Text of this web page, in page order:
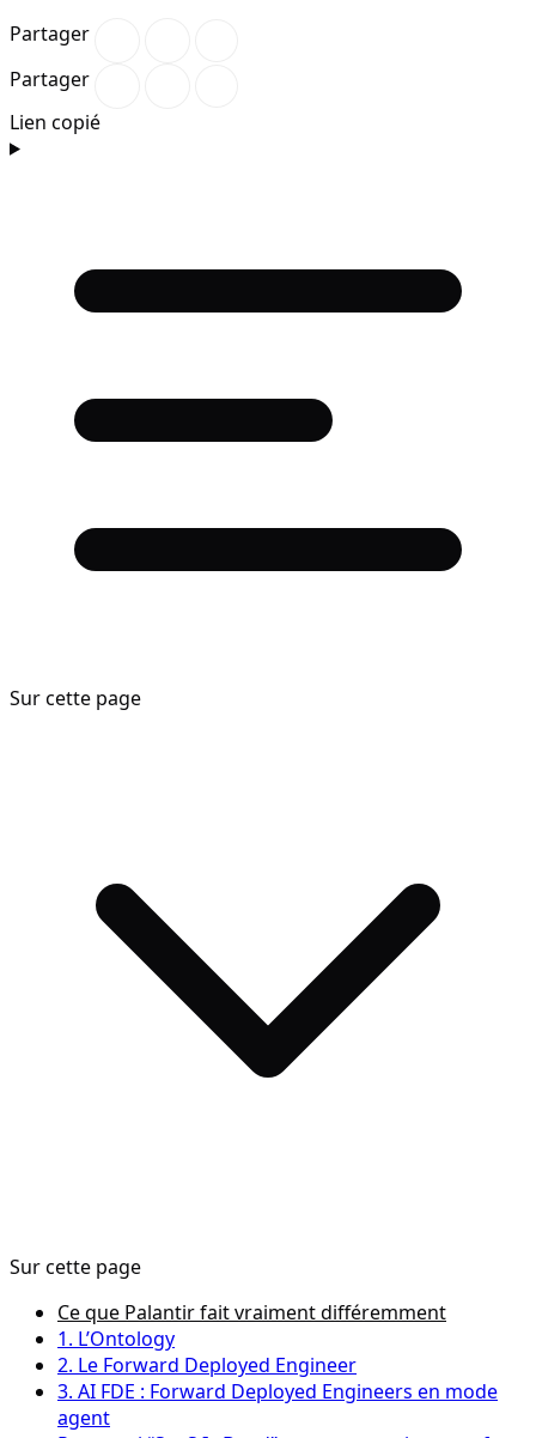
Partager
Partager
Lien copié
Sur cette page
Sur cette page
Ce que Palantir fait vraiment différemment
1. L’Ontology
2. Le Forward Deployed Engineer
3. AI FDE : Forward Deployed Engineers en mode
agent